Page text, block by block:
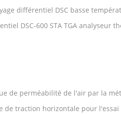
différentiel DSC basse
DSC-600 STA TGA analyseur
de perméabilité de l'air par la
de traction horizontale pour l'essai